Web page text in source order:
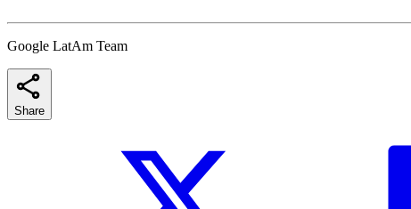
Google LatAm Team
Share